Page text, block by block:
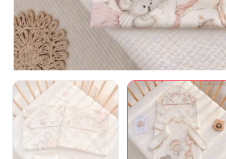
Ngày hết hạn:
Điều kiện: